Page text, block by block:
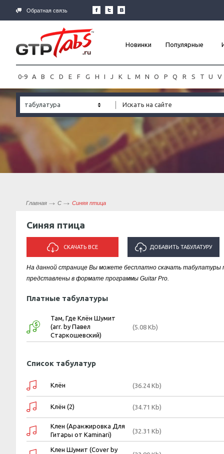
Обратная связь
Новинки Популярные
0-9 A B C D E F G H I J K L M N O P Q R S T U V
табулатура
Главная С Синяя птица
Синяя птица
СКАЧАТЬ ВСЕ ДОБАВИТЬ ТАБУЛАТУРУ
ИСПОЛНИТЕЛЯ "СИНЯЯ ПТИЦА"
На данной странице Вы можете бесплатно скачать табулатуры
представлены в формате программы Guitar Pro.
Платные табулатуры
Там, Где Клён Шумит
(arr. by Павел
Старкошевский)
(5.08 Kb)
Список табулатур
Клён (36.24 Kb)
Клён (2) (34.71 Kb)
Клен (Аранжировка Для
Гитары от Kaminari)
(32.31 Kb)
Клен Шумит (Cover by